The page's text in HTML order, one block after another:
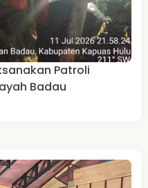
Patroli
Badau